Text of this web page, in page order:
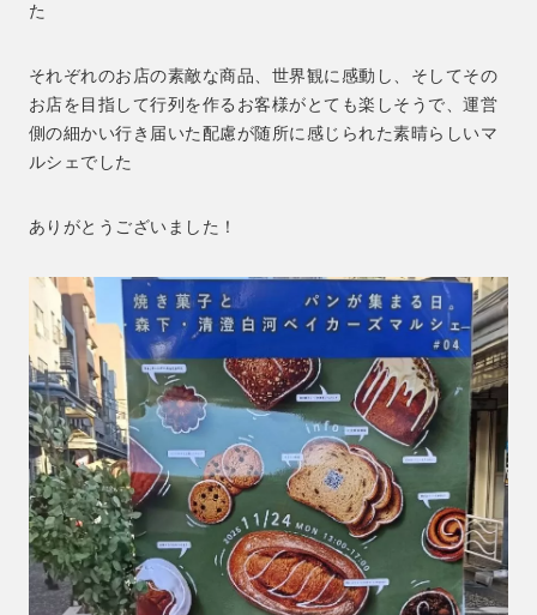
た
それぞれのお店の素敵な商品、世界観に感動し、そしてその
お店を目指して行列を作るお客様がとても楽しそうで、運営
側の細かい行き届いた配慮が随所に感じられた素晴らしいマ
ルシェでした
ありがとうございました！